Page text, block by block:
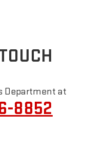
Department at
8852